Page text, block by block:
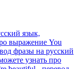
язык,
выражение You
фразы на русский
узнать про